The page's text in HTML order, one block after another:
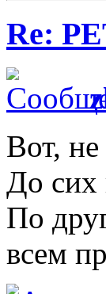
Re:
Вот, не
До сих
По
всем